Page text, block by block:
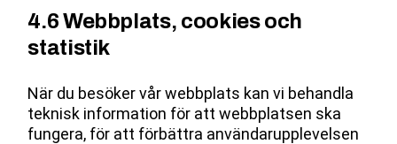
4.6 Webbplats, cookies och
statistik
När du besöker vår webbplats kan vi behandla
teknisk information för att webbplatsen ska
fungera, för att förbättra användarupplevelsen